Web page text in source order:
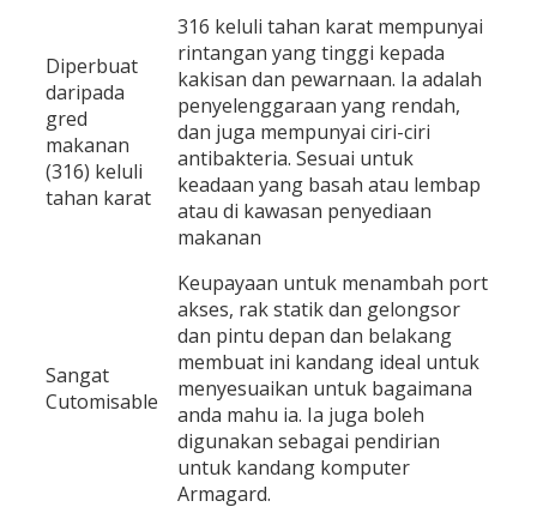
Diperbuat
daripada
gred
makanan
(316) keluli
tahan karat
316 keluli tahan karat mempunyai
rintangan yang tinggi kepada
kakisan dan pewarnaan. Ia adalah
penyelenggaraan yang rendah,
dan juga mempunyai ciri-ciri
antibakteria. Sesuai untuk
keadaan yang basah atau lembap
atau di kawasan penyediaan
makanan
Sangat
Cutomisable
Keupayaan untuk menambah port
akses, rak statik dan gelongsor
dan pintu depan dan belakang
membuat ini kandang ideal untuk
menyesuaikan untuk bagaimana
anda mahu ia. Ia juga boleh
digunakan sebagai pendirian
untuk kandang komputer
Armagard.